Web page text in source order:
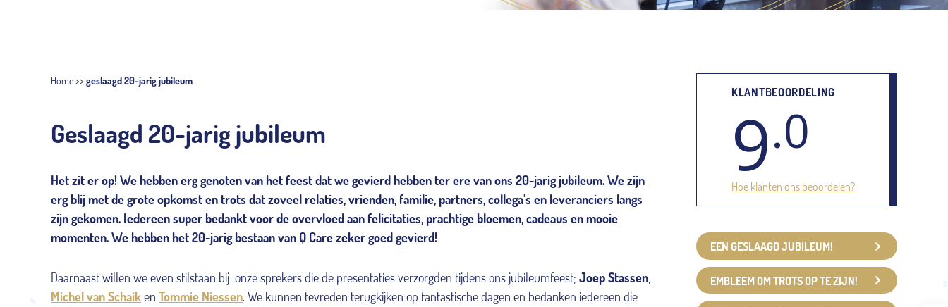
Home>> geslaagd 20-jarig jubileum
Geslaagd 20-jarig jubileum
Het zit er op! We hebben erg genoten van het feest dat we gevierd hebben ter ere van ons 20-jarig jubileum. We zijn
erg blij met de grote opkomst en trots dat zoveel relaties, vrienden, familie, partners, collega’s en leveranciers langs
zijn gekomen. Iedereen super bedankt voor de overvloed aan felicitaties, prachtige bloemen, cadeaus en mooie
momenten. We hebben het 20-jarig bestaan van Q Care zeker goed gevierd!
Daarnaast willen we even stilstaan bij onze sprekers die de presentaties verzorgden tijdens ons jubileumfeest; Joep Stassen,
Michel van Schaiken Tommie Niessen. We kunnen tevreden terugkijken op fantastische dagen en bedanken iedereen die
KLANTBEOORDELING
9.0
Hoe klanten ons beoordelen?
EEN GESLAAGD JUBILEUM!
EMBLEEM OM TROTS OP TE ZIJN!